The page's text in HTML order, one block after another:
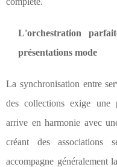
L'orchestration
présentations mode
La synchronisation entre
des collections exige une
arrive en harmonie avec
créant des associations
accompagne généralement